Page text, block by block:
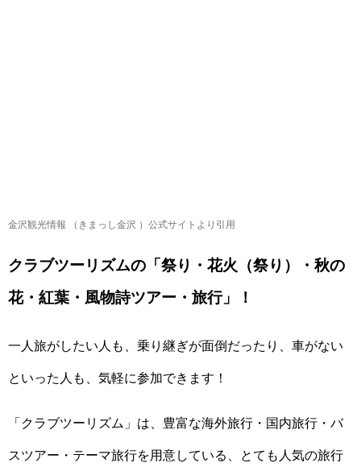
金沢観光情報 （きまっし金沢 ）公式サイトより引用
クラブツーリズムの「祭り・花火（祭り）・秋の
花・紅葉・風物詩ツアー・旅行」！
一人旅がしたい人も、乗り継ぎが面倒だったり、車がない
といった人も、気軽に参加できます！
「クラブツーリズム」は、豊富な海外旅行・国内旅行・バ
スツアー・テーマ旅行を用意している、とても人気の旅行